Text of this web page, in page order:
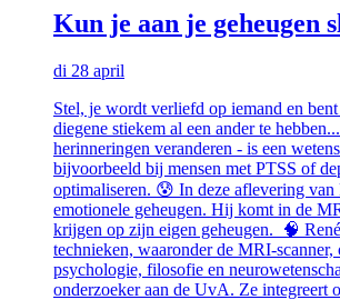
Kun je aan je geheugen
di 28 april
Stel, je wordt verliefd op iemand en
diegene stiekem al een ander te
herinneringen veranderen - is een
bijvoorbeeld bij mensen met PTSS of
optimaliseren. 😰 In deze aflevering van
emotionele geheugen. Hij komt in de
krijgen op zijn eigen geheugen. 🧠
technieken, waaronder de MRI-
psychologie, filosofie en
onderzoeker aan de UvA. Ze integreert